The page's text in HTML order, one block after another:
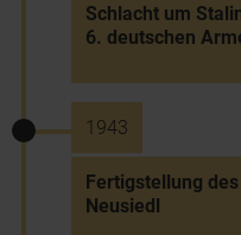
Schlacht um
6. deutschen
1943
Fertigstellung
Neusiedl